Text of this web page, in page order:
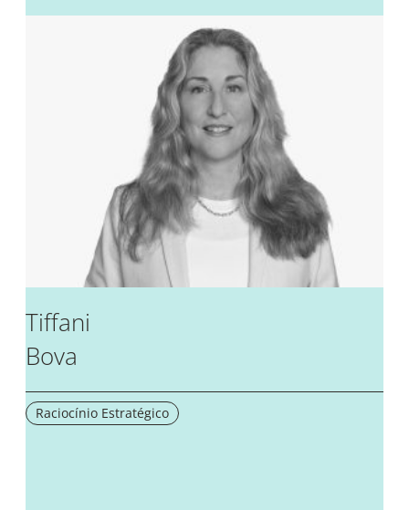
Tiffani
Bova
Raciocínio Estratégico